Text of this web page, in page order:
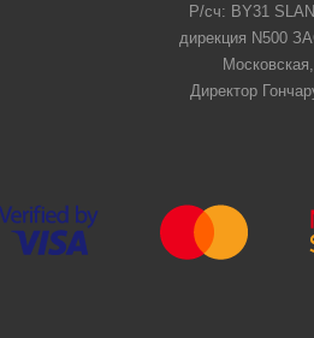
Р/сч: BY31
дирекция N500
Директор